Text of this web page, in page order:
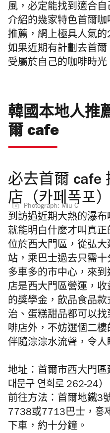
風，必定能找到適合
介紹的幾家特色首爾咖
推薦，網上極具人氣
如果近期有計劃去首
受屬於自己的咖啡時光
韓國本地人推
爾 cafe
必去首爾 cafe
店（카페폭포）
Photograph: Miu C
到訪過近期大熱的瀑布
就能明白什麼才叫真正
位於西大門區，從弘
站，乘巴士過去只需
多車多的市中心，來
店是西大門區營運，
的獎學金，飲品食品
治、蛋糕甜品都可以
啡店外，不妨選個二
伴隨淙淙水流聲，令人
地址：首爾市西大門區
대문구 연희로 262-24）
前往方法：首爾地鐵3
7738或7713巴士，홍
下車，約十分鐘。